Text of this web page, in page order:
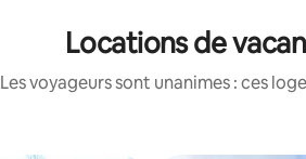
Locations de
Les voyageurs sont unanimes : ces